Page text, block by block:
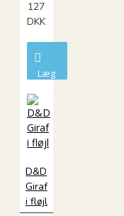
127
DKK
Læg
kurv
D&D
Giraf
i fløjl